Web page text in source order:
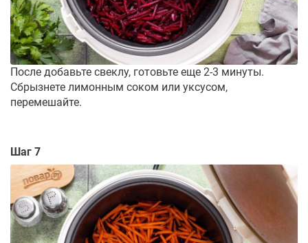
После добавьте свеклу, готовьте еще 2-3 минуты.
Сбрызнете лимонным соком или уксусом,
перемешайте.
Шаг 7